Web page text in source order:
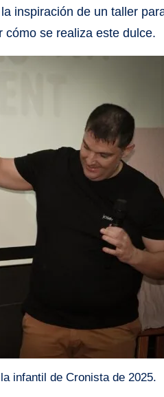
inspiración de un taller
cómo se realiza este dulce.
infantil de Cronista de 2025.